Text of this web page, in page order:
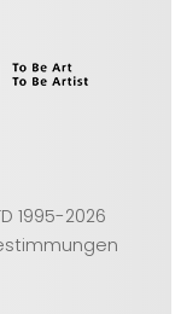
1995-2026